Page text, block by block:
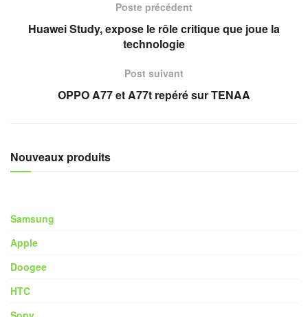
Poste précédent
Huawei Study, expose le rôle critique que joue la
technologie
Post suivant
OPPO A77 et A77t repéré sur TENAA
Nouveaux produits
Samsung
Apple
Doogee
HTC